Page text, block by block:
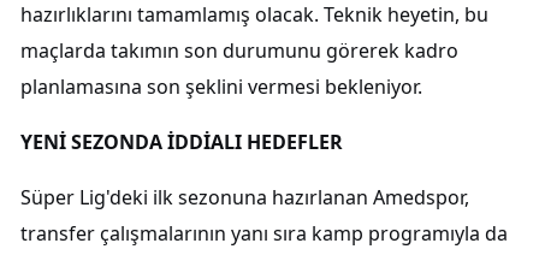
hazırlıklarını tamamlamış olacak. Teknik heyetin, bu
maçlarda takımın son durumunu görerek kadro
planlamasına son şeklini vermesi bekleniyor.
YENİ SEZONDA İDDİALI HEDEFLER
Süper Lig'deki ilk sezonuna hazırlanan Amedspor,
transfer çalışmalarının yanı sıra kamp programıyla da